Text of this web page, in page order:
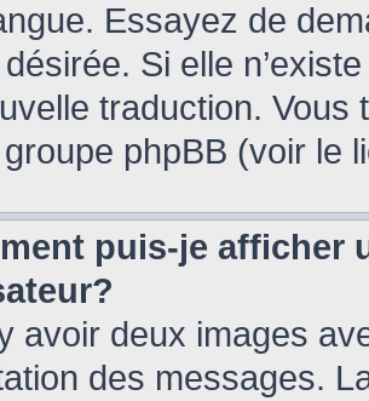
Essayez de
Si elle
traduction. Vous
phpBB (voir le
puis-je afficher
avoir deux images
des messages.